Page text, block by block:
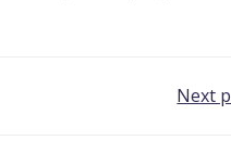
Next